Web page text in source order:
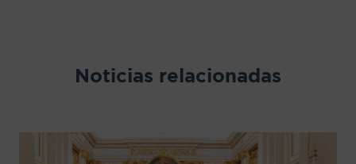
Noticias relacionadas